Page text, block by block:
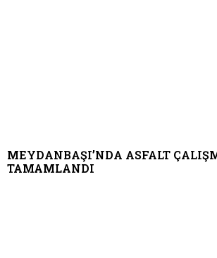
MEYDANBAŞI’NDA ASFALT
TAMAMLANDI